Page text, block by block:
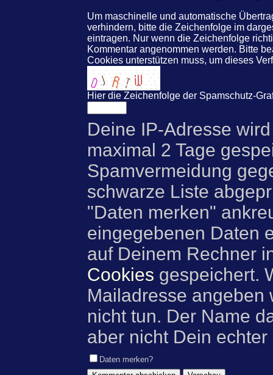
Um maschinelle und automatische
verhindern, bitte die Zeichenfolge im
eintragen. Nur wenn die Zeichenfolge
Kommentar angenommen werden. Bitte
Cookies unterstützen muss, um dieses
Hier die Zeichenfolge der Spamschutz-
Deine IP-Adresse
maximal 2 Tage
Spamvermeidung
schwarze Liste
"Daten merken"
eingegebenen Daten
auf Deinem Rechner
Cookies gespeichert.
Mailadresse angeben
nicht tun. Der Name
aber nicht Dein
Daten merken?